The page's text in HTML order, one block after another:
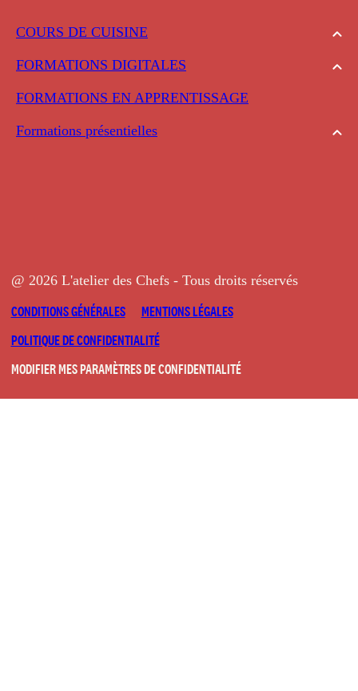
COURS DE CUISINE
FORMATIONS DIGITALES
FORMATIONS EN APPRENTISSAGE
Formations présentielles
@ 2026 L'atelier des Chefs - Tous droits réservés
CONDITIONS GÉNÉRALES
MENTIONS LÉGALES
POLITIQUE DE CONFIDENTIALITÉ
MODIFIER MES PARAMÈTRES DE CONFIDENTIALITÉ